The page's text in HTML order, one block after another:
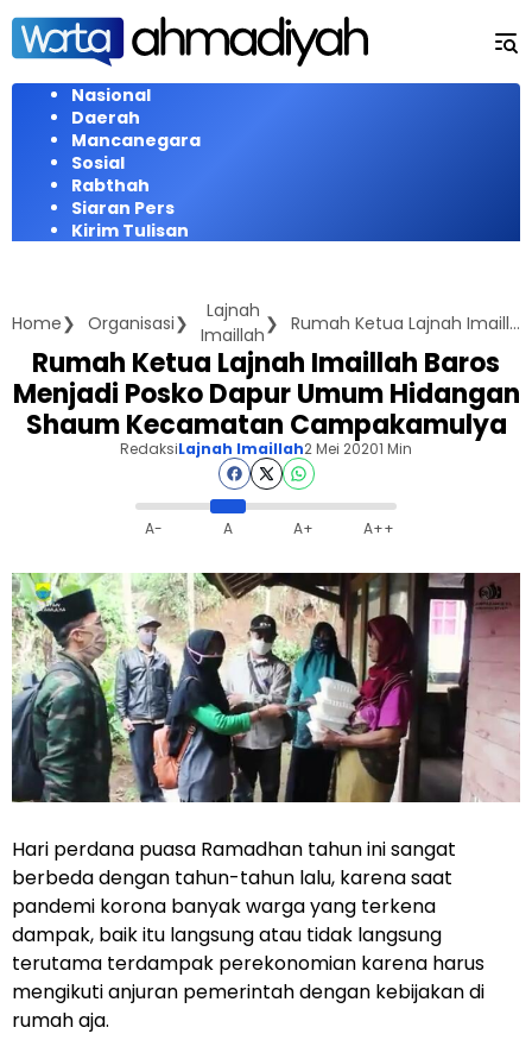
Langsung
konten
Nasional
Daerah
Mancanegara
Sosial
Rabthah
Siaran Pers
Kirim Tulisan
Home Organisasi
Lajnah
Imaillah
Rumah Ketua Lajnah Imaillah Baros Menjadi Posko Dapur Umum Hidangan Shaum Kecamatan Campakamulya
Rumah Ketua Lajnah Imaillah Baros
Menjadi Posko Dapur Umum Hidangan
Shaum Kecamatan Campakamulya
RedaksiLajnah Imaillah2 Mei 20201 Min
A- A A+ A++
Hari perdana puasa Ramadhan tahun ini sangat
berbeda dengan tahun-tahun lalu, karena saat
pandemi korona banyak warga yang terkena
dampak, baik itu langsung atau tidak langsung
terutama terdampak perekonomian karena harus
mengikuti anjuran pemerintah dengan kebijakan di
rumah aja.